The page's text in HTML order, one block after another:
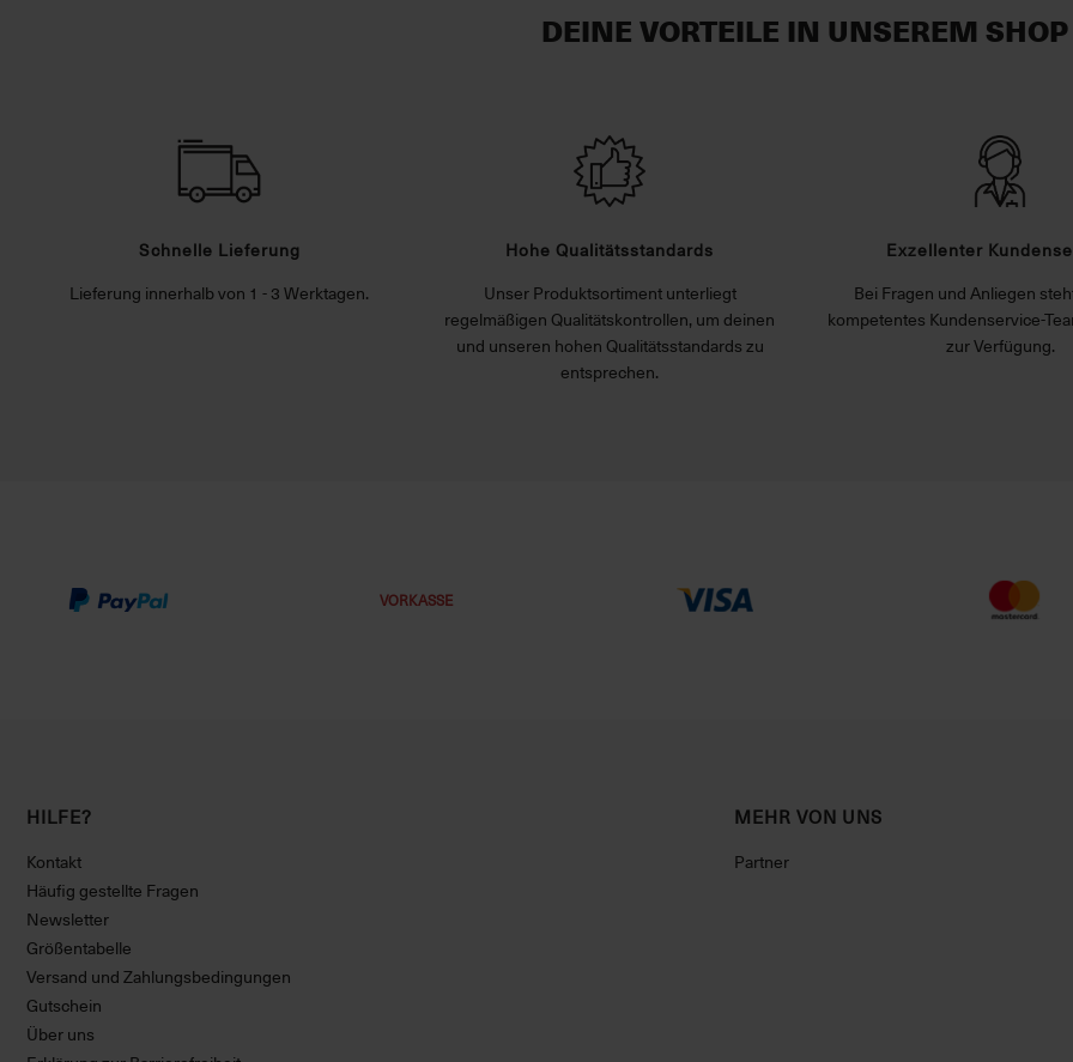
DEINE VORTEILE IN UNSEREM SHOP
Schnelle Lieferung
Lieferung innerhalb von 1 - 3 Werktagen.
Hohe Qualitätsstandards
Unser Produktsortiment unterliegt
regelmäßigen Qualitätskontrollen, um deinen
und unseren hohen Qualitätsstandards zu
entsprechen.
Exzellenter
Bei Fragen und Anliegen
kompetentes Kundenservice-
zur Verfügung.
VORKASSE
HILFE?
Kontakt
Häufig gestellte Fragen
Newsletter
Größentabelle
Versand und Zahlungsbedingungen
Gutschein
Über uns
MEHR VON UNS
Partner